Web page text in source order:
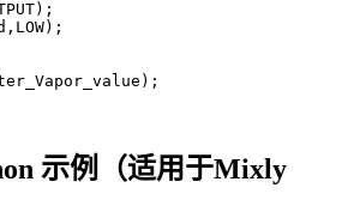
示例（适用于Mixly